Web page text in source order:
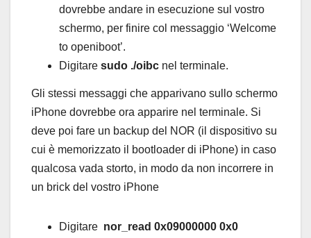
dovrebbe andare in esecuzione sul vostro
schermo, per finire col messaggio ‘Welcome
to openiboot’.
Digitare sudo ./oibc nel terminale.
Gli stessi messaggi che apparivano sullo schermo
iPhone dovrebbe ora apparire nel terminale. Si
deve poi fare un backup del NOR (il dispositivo su
cui è memorizzato il bootloader di iPhone) in caso
qualcosa vada storto, in modo da non incorrere in
un brick del vostro iPhone
Digitare nor_read 0x09000000 0x0